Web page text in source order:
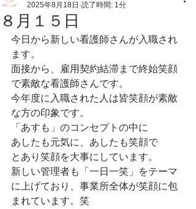
８月１５日
2025年8月18日 読了時間: 1分
今日から新しい看護師さんが入職され
ます。
面接から、雇用契約結滞まで終始笑顔
で素敵な看護師さんです。
今年度に入職された人は皆笑顔が素敵
な方の印象です。
「あすも」のコンセプトの中に
あしたも元気に、あしたも笑顔で
とあり笑顔を大事にしています。
新しい管理者も「一日一笑」をテーマ
に上げており、事業所全体が笑顔に包
まれています。笑